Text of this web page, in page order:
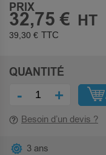
PRIX
32,75 €
39,30 €
QUANTITÉ
- +
Besoin d’un devis ?
3 ans